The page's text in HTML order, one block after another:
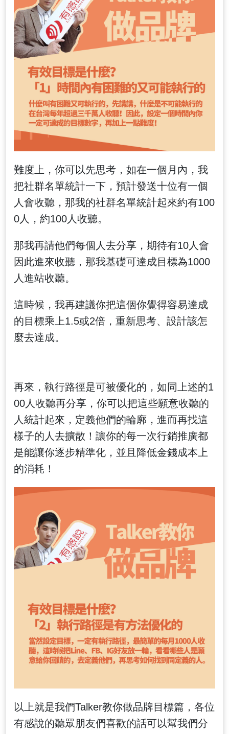
難度上，你可以先思考，如在一個月內，我
把社群名單統計一下，預計發送十位有一個
人會收聽，那我的社群名單統計起來約有100
0人，約100人收聽。
那我再請他們每個人去分享，期待有10人會
因此進來收聽，那我基礎可達成目標為1000
人進站收聽。
這時候，我再建議你把這個你覺得容易達成
的目標乘上1.5或2倍，重新思考、設計該怎
麼去達成。
再來，執行路徑是可被優化的，如同上述的1
00人收聽再分享，你可以把這些願意收聽的
人統計起來，定義他們的輪廓，進而再找這
樣子的人去擴散！讓你的每一次行銷推廣都
是能讓你逐步精準化，並且降低金錢成本上
的消耗！
以上就是我們Talker教你做品牌目標篇，各位
有感說的聽眾朋友們喜歡的話可以幫我們分